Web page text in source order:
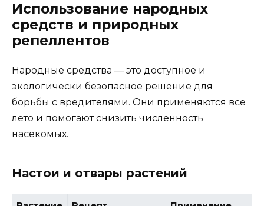
Использование народных
средств и природных
репеллентов
Народные средства — это доступное и
экологически безопасное решение для
борьбы с вредителями. Они применяются все
лето и помогают снизить численность
насекомых.
Настои и отвары растений